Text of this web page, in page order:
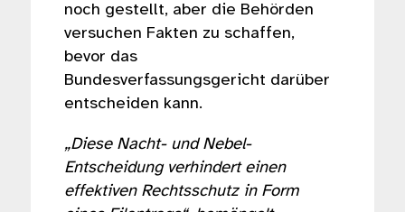
noch gestellt, aber die Behörden
versuchen Fakten zu schaffen,
bevor das
Bundesverfassungsgericht darüber
entscheiden kann.
„Diese Nacht- und Nebel-
Entscheidung verhindert einen
effektiven Rechtsschutz in Form